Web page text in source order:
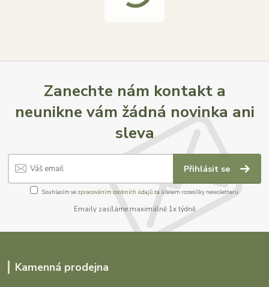
Zanechte nám kontakt a
neunikne vám žádná novinka ani
sleva
Přihlásit se
Souhlasím se zpracováním osobních údajůza účelem rozesílky newsletteru.
Emaily zasíláme maximálně 1x týdně
Kamenná prodejna